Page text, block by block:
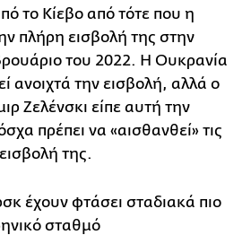
το Κίεβο από τότε που η
πλήρη εισβολή της στην
του 2022. Η Ουκρανία
ανοιχτά την εισβολή, αλλά ο
Ζελένσκι είπε αυτή την
πρέπει να «αισθανθεί» τις
της.
έχουν φτάσει σταδιακά πιο
σταθμό